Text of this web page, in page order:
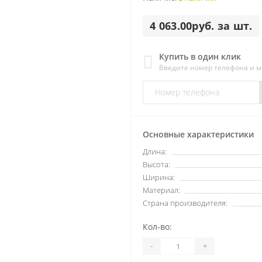
4 063.00руб. за шт.
Купить в один клик
Введите номер телефона и
Основные характеристики
Длина:
Высота:
Ширина:
Материал:
Страна производителя:
Кол-во:
- +